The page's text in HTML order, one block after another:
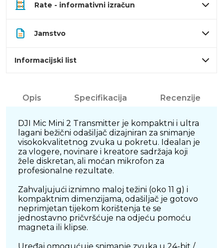
Rate - informativni izračun
Jamstvo
Informacijski list
Opis Specifikacija Recenzije
DJI Mic Mini 2 Transmitter je kompaktni i ultra
lagani bežični odašiljač dizajniran za snimanje
visokokvalitetnog zvuka u pokretu. Idealan je
za vlogere, novinare i kreatore sadržaja koji
žele diskretan, ali moćan mikrofon za
profesionalne rezultate.
Zahvaljujući iznimno maloj težini (oko 11 g) i
kompaktnim dimenzijama, odašiljač je gotovo
neprimjetan tijekom korištenja te se
jednostavno pričvršćuje na odjeću pomoću
magneta ili klipse.